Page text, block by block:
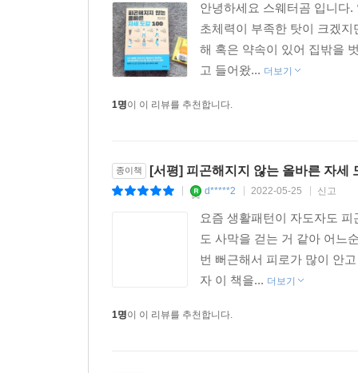
안녕하세요 스웨터곰 입니다
초체력이 부족한 탓이 크겠
해 혹은 약속이 있어 집밖을
고 들어왔... 더보기
1명이 이 리뷰를 추천합니다.
종이책 [서평] 피곤해지지 않는 올바른 자세
d*****2 2022-05-25 신고
요즘 생활패턴이 자도자도
도 사막을 걷는 거 같아 어느
번 뻐근해서 피로가 많이 안
자 이 책을... 더보기
1명이 이 리뷰를 추천합니다.